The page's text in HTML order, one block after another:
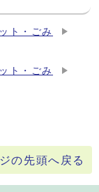
ト・ごみ
ト・ごみ
の先頭へ戻る